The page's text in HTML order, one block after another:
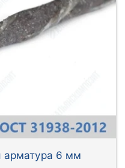
арматура 6 мм